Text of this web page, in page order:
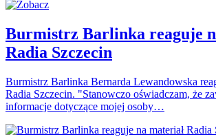
Burmistrz Barlinka reaguje
Radia Szczecin
Burmistrz Barlinka Bernarda Lewandowska
Radia Szczecin. "Stanowczo oświadczam, że
informacje dotyczące mojej osoby…